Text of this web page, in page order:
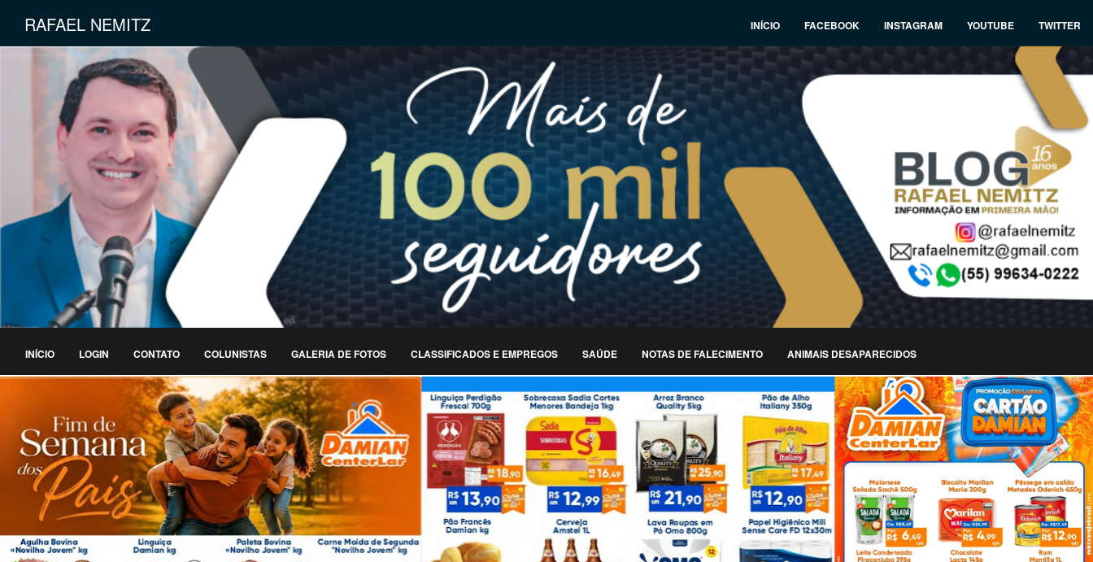
RAFAEL NEMITZ INÍCIO FACEBOOK INSTAGRAM YOUTUBE TWITTER
INÍCIO LOGIN CONTATO COLUNISTAS GALERIA DE FOTOS CLASSIFICADOS E EMPREGOS SAÚDE NOTAS DE FALECIMENTO ANIMAIS DESAPARECIDOS